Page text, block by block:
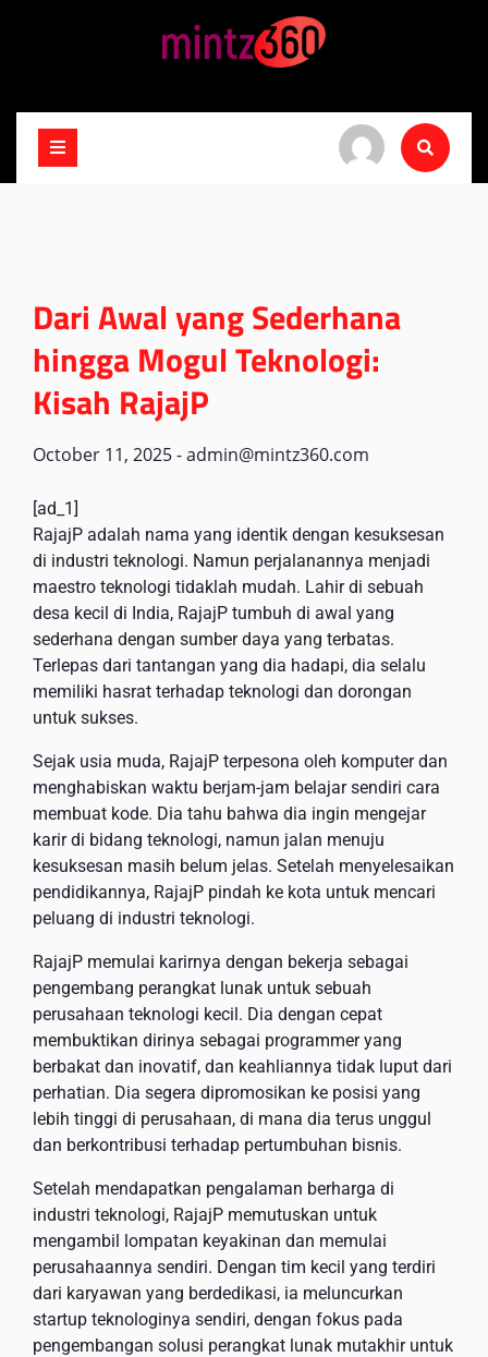
Dari Awal yang Sederhana
hingga Mogul Teknologi:
Kisah RajajP
October 11, 2025-admin@mintz360.com
[ad_1]
RajajP adalah nama yang identik dengan kesuksesan
di industri teknologi. Namun perjalanannya menjadi
maestro teknologi tidaklah mudah. Lahir di sebuah
desa kecil di India, RajajP tumbuh di awal yang
sederhana dengan sumber daya yang terbatas.
Terlepas dari tantangan yang dia hadapi, dia selalu
memiliki hasrat terhadap teknologi dan dorongan
untuk sukses.
Sejak usia muda, RajajP terpesona oleh komputer dan
menghabiskan waktu berjam-jam belajar sendiri cara
membuat kode. Dia tahu bahwa dia ingin mengejar
karir di bidang teknologi, namun jalan menuju
kesuksesan masih belum jelas. Setelah menyelesaikan
pendidikannya, RajajP pindah ke kota untuk mencari
peluang di industri teknologi.
RajajP memulai karirnya dengan bekerja sebagai
pengembang perangkat lunak untuk sebuah
perusahaan teknologi kecil. Dia dengan cepat
membuktikan dirinya sebagai programmer yang
berbakat dan inovatif, dan keahliannya tidak luput dari
perhatian. Dia segera dipromosikan ke posisi yang
lebih tinggi di perusahaan, di mana dia terus unggul
dan berkontribusi terhadap pertumbuhan bisnis.
Setelah mendapatkan pengalaman berharga di
industri teknologi, RajajP memutuskan untuk
mengambil lompatan keyakinan dan memulai
perusahaannya sendiri. Dengan tim kecil yang terdiri
dari karyawan yang berdedikasi, ia meluncurkan
startup teknologinya sendiri, dengan fokus pada
pengembangan solusi perangkat lunak mutakhir untuk